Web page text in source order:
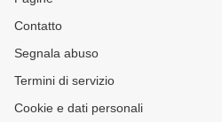
Contatto
Segnala abuso
Termini di servizio
Cookie e dati personali